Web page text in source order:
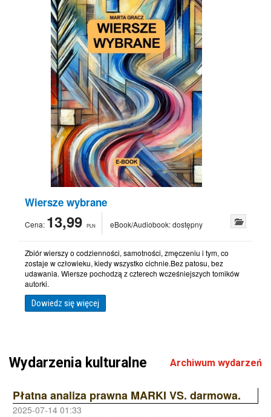
Wiersze wybrane
Cena: 13,99 PLN eBook/Audiobook:dostępny
Zbiór wierszy o codzienności, samotności, zmęczeniu i tym, co
zostaje w człowieku, kiedy wszystko cichnie.Bez patosu, bez
udawania. Wiersze pochodzą z czterech wcześniejszych tomików
autorki.
Dowiedz się więcej
Wydarzenia kulturalne Archiwum wydarzeń
Płatna analiza prawna MARKI VS. darmowa.
2025-07-14 01:33